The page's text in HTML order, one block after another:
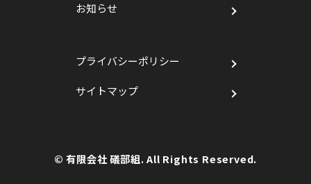
お知らせ
プライバシーポリシー
サイトマップ
© 有限会社 礒部組. All Rights Reserved.